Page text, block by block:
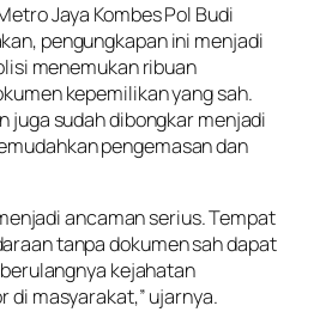
Jaya Kombes Pol Budi
pengungkapan ini menjadi
menemukan ribuan
kepemilikan yang sah.
juga sudah dibongkar menjadi
pengemasan dan
ancaman serius. Tempat
tanpa dokumen sah dapat
kejahatan
di masyarakat,” ujarnya.